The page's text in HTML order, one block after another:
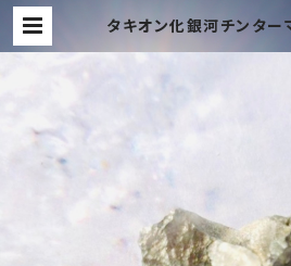
タキオン化銀河チンター